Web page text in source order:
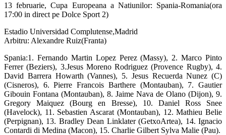
13 februarie, Cupa Europeana a Natiunilor: Spania-Romania(ora
17:00 in direct pe Dolce Sport 2)
Estadio Universidad Complutense,Madrid
Arbitru: Alexandre Ruiz(Franta)
Spania:1. Fernando Martin Lopez Perez (Massy), 2. Marco Pinto
Ferrer (Beziers), 3.Jesus Moreno Rodriguez (Provence Rugby), 4.
David Barrera Howarth (Vannes), 5. Jesus Recuerda Nunez (C)
(Cisneros), 6. Pierre Francois Barthere (Montauban), 7. Gautier
Gibouin Fontana (Montauban), 8. Jaime Nava de Olano (Dijon), 9.
Gregory Maiquez (Bourg en Bresse), 10. Daniel Ross Snee
(Havelock), 11. Sebastien Ascarat (Montauban), 12. Mathieu Belie
(Perpignan), 13. Bradley Dean Linklater (GetxoArtea), 14. Ignacio
Contardi di Medina (Macon), 15. Charlie Gilbert Sylva Malie (Pau).